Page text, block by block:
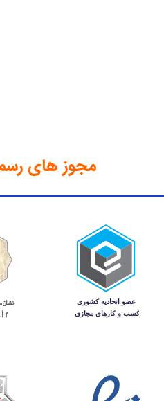
مجوز های